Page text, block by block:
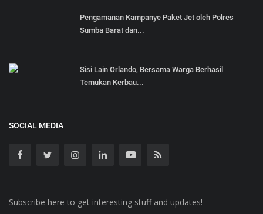
Pengamanan Kampanye Paket Jet oleh Polres
Sumba Barat dan...
Sisi Lain Orlando, Bersama Warga Berhasil
Temukan Kerbau...
SOCIAL MEDIA
Subscribe here to get interesting stuff and updates!